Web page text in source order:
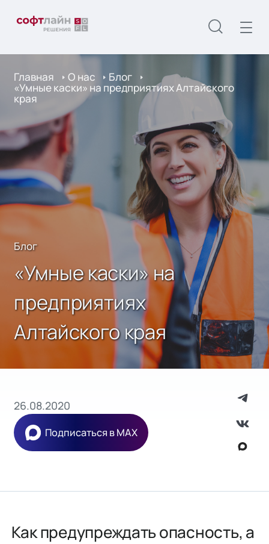
Главная О нас Блог
«Умные каски» на предприятиях Алтайского
края
Блог
«Умные каски» на
предприятиях
Алтайского края
26.08.2020
Подписаться в MAX
Как предупреждать опасность, а